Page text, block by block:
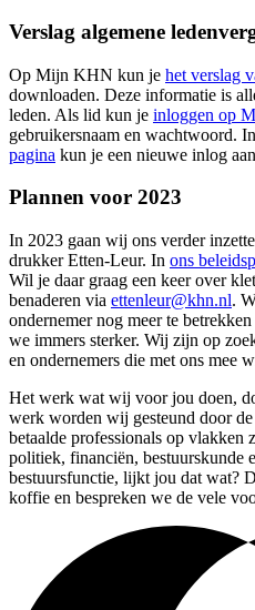
Verslag algemene
Op Mijn KHN kun je het verslag
downloaden. Deze informatie is
leden. Als lid kun je inloggen op
gebruikersnaam en wachtwoord.
pagina kun je een nieuwe inlog
Plannen voor 2023
In 2023 gaan wij ons verder
drukker Etten-Leur. In ons
Wil je daar graag een keer over
benaderen via ettenleur@khn.nl.
ondernemer nog meer te
we immers sterker. Wij zijn op
en ondernemers die met ons mee
Het werk wat wij voor jou doen,
werk worden wij gesteund door
betaalde professionals op vlakken
politiek, financiën, bestuurskunde
bestuursfunctie, lijkt jou dat wat?
koffie en bespreken we de vele